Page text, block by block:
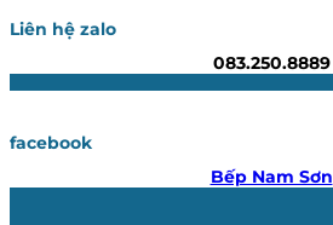
Liên hệ zalo
083.250.8889
facebook
Bếp Nam Sơn